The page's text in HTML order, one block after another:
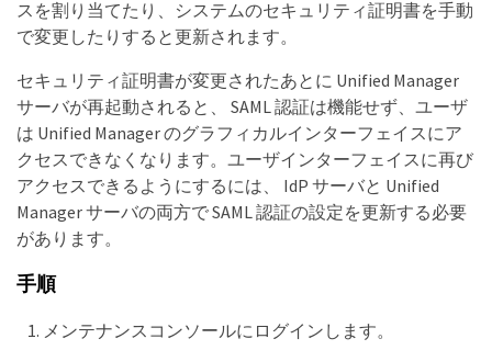
スを割り当てたり、システムのセキュリティ証明書を手動
で変更したりすると更新されます。
セキュリティ証明書が変更されたあとに Unified Manager
サーバが再起動されると、 SAML 認証は機能せず、ユーザ
は Unified Manager のグラフィカルインターフェイスにア
クセスできなくなります。ユーザインターフェイスに再び
アクセスできるようにするには、 IdP サーバと Unified
Manager サーバの両方で SAML 認証の設定を更新する必要
があります。
手順
メンテナンスコンソールにログインします。